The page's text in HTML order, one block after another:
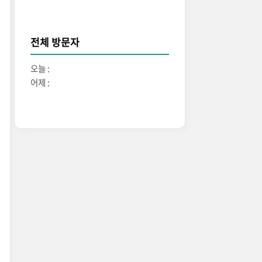
전체 방문자
오늘 :
어제 :